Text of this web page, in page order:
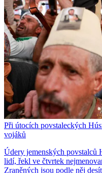
Při útocích povstaleckých
vojáků
Údery jemenských povstalců
lidí, řekl ve čtvrtek
Zraněných jsou podle něj